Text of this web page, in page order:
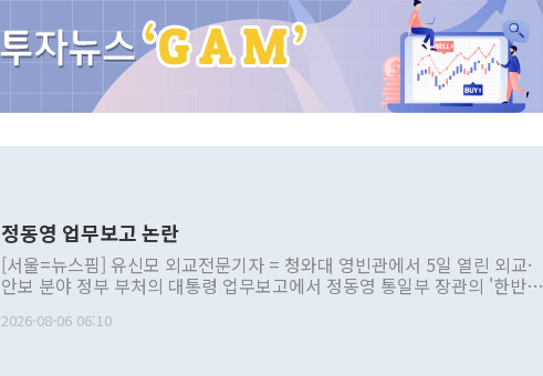
정동영 업무보고 논란
[서울=뉴스핌] 유신모 외교전문기자 = 청와대 영빈관에서 5일 열린 외교·
안보 분야 정부 부처의 대통령 업무보고에서 정동영 통일부 장관의 '한반도
발언 중에는 정부 내 조율을 거치지 않은 사안을 정책으로 추진하겠다고 공
2026-08-06 06:10